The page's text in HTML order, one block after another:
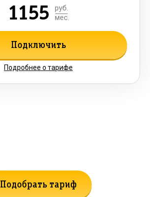
1155
руб.
мес.
Подключить
Подробнее о тарифе
Подобрать тариф